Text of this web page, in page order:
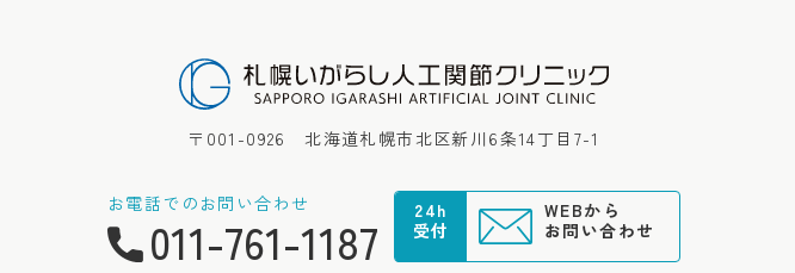
〒001-0926北海道札幌市北区新川6条14丁目7-1
お電話でのお問い合わせ
011-761-1187
24h
受付
WEBから
お問い合わせ